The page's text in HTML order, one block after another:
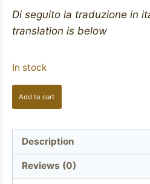
Di seguito la traduzione in
translation is below
In stock
JOHN
REDMAN
bulldog
quantity
Add to cart
Description
Reviews (0)